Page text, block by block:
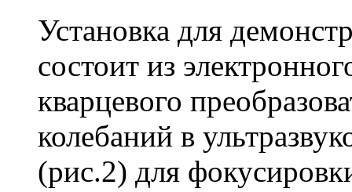
Установка для
состоит из
кварцевого
колебаний в
(рис.2) для